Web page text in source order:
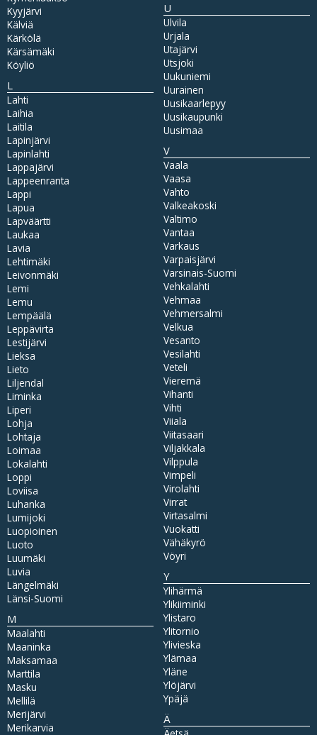
Kyyjärvi
Kälviä
Kärkölä
Kärsämäki
Köyliö
L
Lahti
Laihia
Laitila
Lapinjärvi
Lapinlahti
Lappajärvi
Lappeenranta
Lappi
Lapua
Lapväärtti
Laukaa
Lavia
Lehtimäki
Leivonmäki
Lemi
Lemu
Lempäälä
Leppävirta
Lestijärvi
Lieksa
Lieto
Liljendal
Liminka
Liperi
Lohja
Lohtaja
Loimaa
Lokalahti
Loppi
Loviisa
Luhanka
Lumijoki
Luopioinen
Luoto
Luumäki
Luvia
Längelmäki
Länsi-Suomi
M
Maalahti
Maaninka
Maksamaa
Marttila
Masku
Mellilä
Merijärvi
Merikarvia
U
Ulvila
Urjala
Utajärvi
Utsjoki
Uukuniemi
Uurainen
Uusikaarlepyy
Uusikaupunki
Uusimaa
V
Vaala
Vaasa
Vahto
Valkeakoski
Valtimo
Vantaa
Varkaus
Varpaisjärvi
Varsinais-Suomi
Vehkalahti
Vehmaa
Vehmersalmi
Velkua
Vesanto
Vesilahti
Veteli
Vieremä
Vihanti
Vihti
Viiala
Viitasaari
Viljakkala
Vilppula
Vimpeli
Virolahti
Virrat
Virtasalmi
Vuokatti
Vähäkyrö
Vöyri
Y
Ylihärmä
Ylikiiminki
Ylistaro
Ylitornio
Ylivieska
Ylämaa
Yläne
Ylöjärvi
Ypäjä
Ä